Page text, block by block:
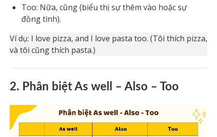
Too: Nữa, cũng (biểu thị sự thêm vào hoặc sự
đồng tình).
Ví dụ: I love pizza, and I love pasta too. (Tôi thích pizza,
và tôi cũng thích pasta.)
2. Phân biệt As well – Also – Too